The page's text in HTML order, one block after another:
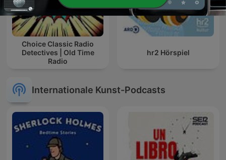
Choice Classic Radio
Detectives | Old Time
Radio
hr2 Hörspiel
Internationale Kunst-Podcasts